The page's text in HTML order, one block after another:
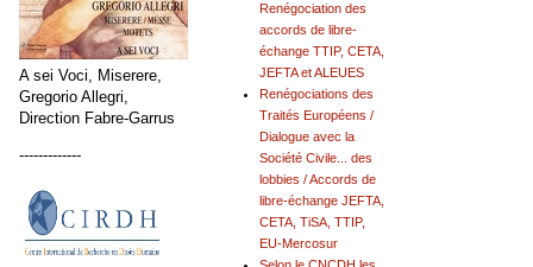
Renégociation des
accords de libre-
échange TTIP, CETA,
JEFTA et ALEUES
Renégociations des
Traités Européens /
Dialogue avec la
Société Civile... des
lobbies / Accords de
libre-échange JEFTA,
CETA, TiSA, TTIP,
EU-Mercosur
A sei Voci, Miserere,
Gregorio Allegri,
Direction Fabre-Garrus
-------------